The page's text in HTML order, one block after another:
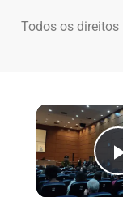
Todos os